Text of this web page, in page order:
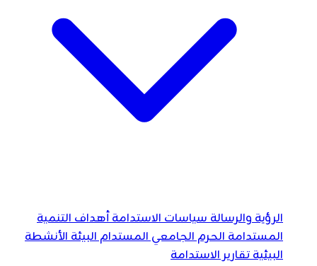
الرؤية والرسالةسياسات الاستدامةأهداف التنمية
المستدامةالحرم الجامعي المستدامالبيئةالأنشطة
البيئيةتقارير الاستدامة